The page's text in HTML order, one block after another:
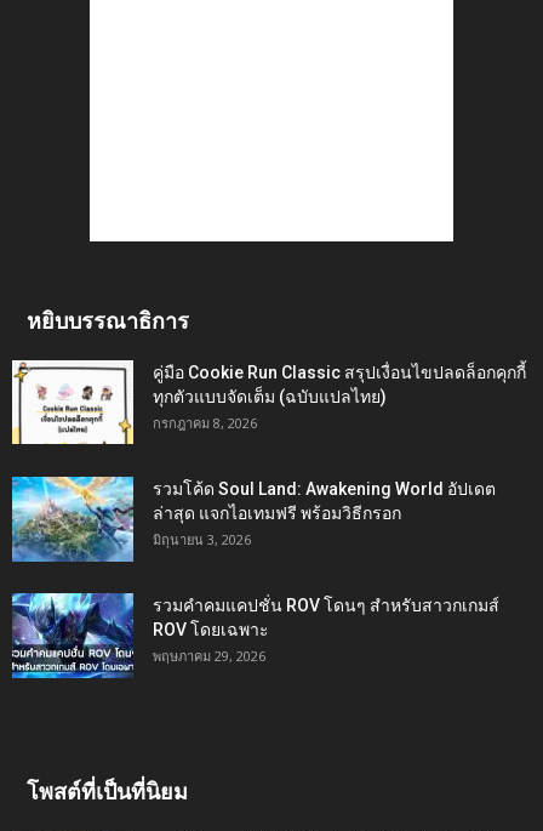
หยิบบรรณาธิการ
คู่มือ Cookie Run Classic สรุปเงื่อนไขปลดล็อกคุกกี้
ทุกตัวแบบจัดเต็ม (ฉบับแปลไทย)
กรกฎาคม 8, 2026
รวมโค้ด Soul Land: Awakening World อัปเดต
ล่าสุด แจกไอเทมฟรี พร้อมวิธีกรอก
มิถุนายน 3, 2026
รวมคำคมแคปชั่น ROV โดนๆ สำหรับสาวกเกมส์
ROV โดยเฉพาะ
พฤษภาคม 29, 2026
โพสต์ที่เป็นที่นิยม